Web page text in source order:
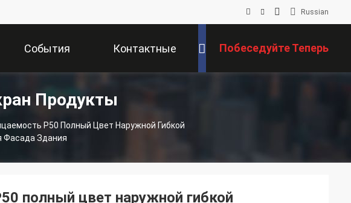
Russian
События Контактные Побеседуйте Теперь
Продукты
P50 Полный Цвет Наружной Гибкой
Фасада Здания
полный цвет наружной гибкой